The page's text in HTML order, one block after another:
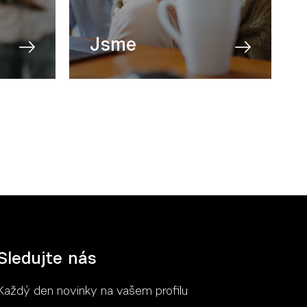
Jsme
Více
nás
den novinky na vašem profilu